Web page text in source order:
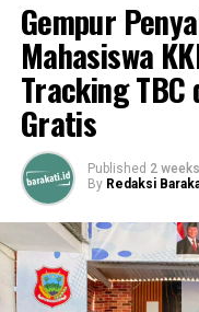
Gempur
Mahasiswa
Tracking TBC
Gratis
Published 2
By Redaksi